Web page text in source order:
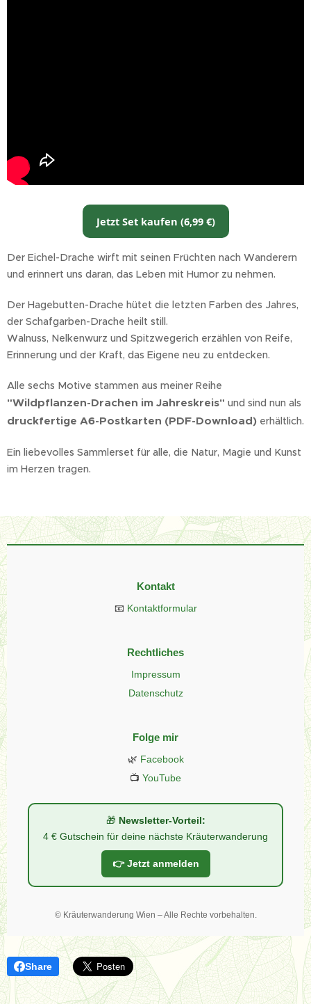
Jetzt Set kaufen (6,99 €)
Der Eichel-Drache wirft mit seinen Früchten nach Wanderern
und erinnert uns daran, das Leben mit Humor zu nehmen.
Der Hagebutten-Drache hütet die letzten Farben des Jahres,
der Schafgarben-Drache heilt still.
Walnuss, Nelkenwurz und Spitzwegerich erzählen von Reife,
Erinnerung und der Kraft, das Eigene neu zu entdecken.
Alle sechs Motive stammen aus meiner Reihe
"Wildpflanzen-Drachen im Jahreskreis" und sind nun als
druckfertige A6-Postkarten (PDF-Download) erhältlich.
Ein liebevolles Sammlerset für alle, die Natur, Magie und Kunst
im Herzen tragen. 🌿✨
Kontakt
📧 Kontaktformular
Rechtliches
Impressum
Datenschutz
Folge mir
🌿 Facebook
📺 YouTube
🎁 Newsletter-Vorteil:
4 € Gutschein für deine nächste Kräuterwanderung
👉 Jetzt anmelden
© Kräuterwanderung Wien – Alle Rechte vorbehalten.
Share